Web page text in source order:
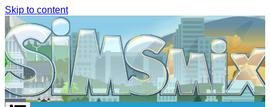
Skip to content